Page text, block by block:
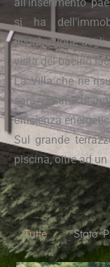
si ha
distribuzione degli
vista del bacino
La Villa che ne
sarà dotata di
efficienza
Sul grande
piscina, oltre ad
Tutte Stato